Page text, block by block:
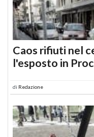
Caos rifiuti nel
l'esposto in
di Redazione